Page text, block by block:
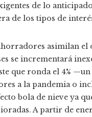
de lo
de los tipos de
asimilan el
se incrementará
que ronda el 4%
a la pandemia o
bola de nieve ya
A partir de